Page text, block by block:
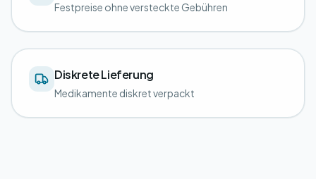
Festpreise ohne versteckte Gebühren
Diskrete Lieferung
Medikamente diskret verpackt